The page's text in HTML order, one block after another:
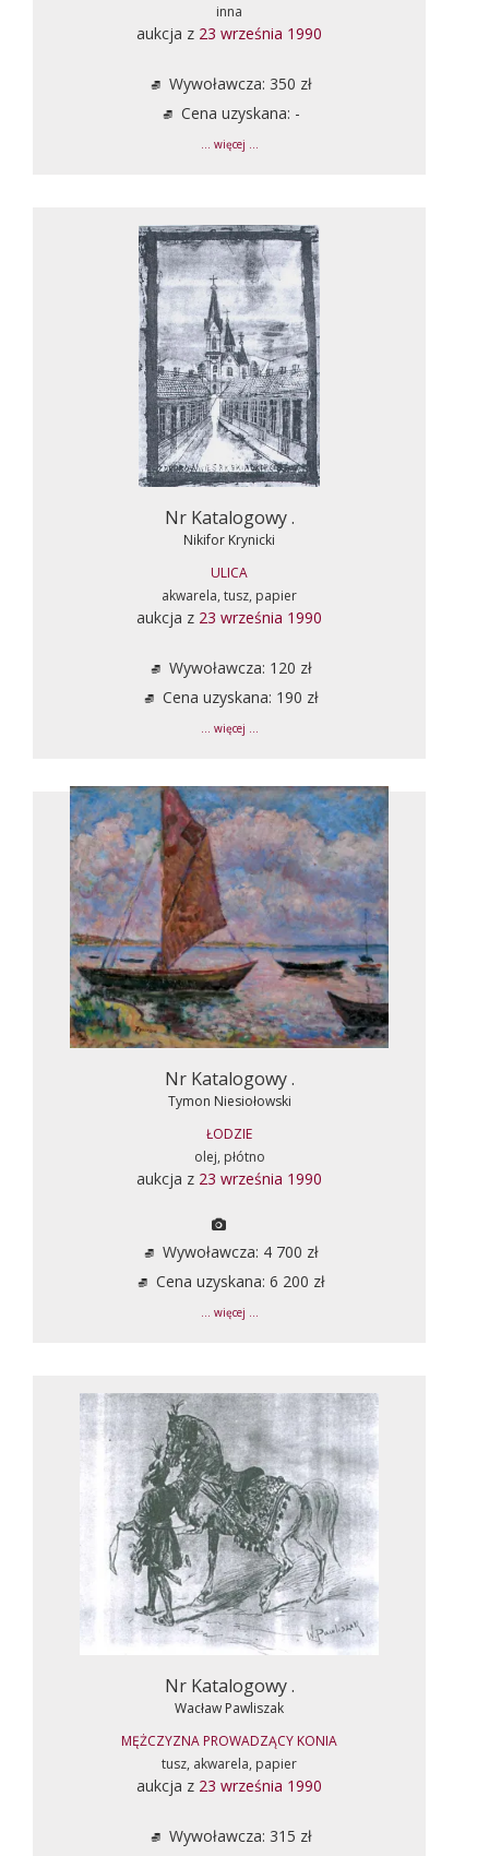
inna
aukcja z 23 września 1990
Wywoławcza: 350 zł
Cena uzyskana: -
... więcej ...
Nr Katalogowy .
Nikifor Krynicki
ULICA
akwarela, tusz, papier
aukcja z 23 września 1990
Wywoławcza: 120 zł
Cena uzyskana: 190 zł
... więcej ...
Nr Katalogowy .
Tymon Niesiołowski
ŁODZIE
olej, płótno
aukcja z 23 września 1990
Wywoławcza: 4 700 zł
Cena uzyskana: 6 200 zł
... więcej ...
Nr Katalogowy .
Wacław Pawliszak
MĘŻCZYZNA PROWADZĄCY KONIA
tusz, akwarela, papier
aukcja z 23 września 1990
Wywoławcza: 315 zł